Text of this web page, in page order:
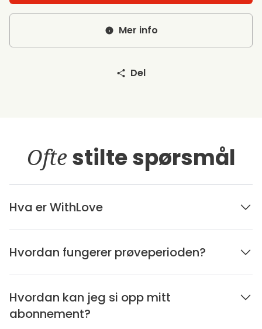
Mer info
Del
Ofte stilte spørsmål
Hva er WithLove
Hvordan fungerer prøveperioden?
Hvordan kan jeg si opp mitt
abonnement?